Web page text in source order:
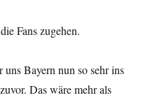
Fans zugehen.
Bayern nun so sehr ins
Das wäre mehr als